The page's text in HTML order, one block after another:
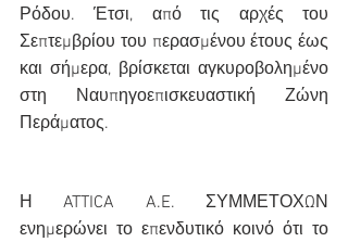
Ρόδου. Έτσι, από τις αρχές του
Σεπτεμβρίου του περασμένου έτους έως
και σήμερα, βρίσκεται αγκυροβολημένο
στη Ναυπηγοεπισκευαστική Ζώνη
Περάματος.
Η ATTICA A.E. ΣΥΜΜΕΤΟΧΩΝ
ενημερώνει το επενδυτικό κοινό ότι το